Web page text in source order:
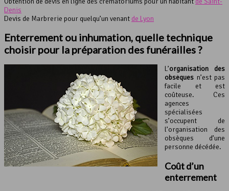
Denis
Devis de Marbrerie pour quelqu’un venant de Lyon
Enterrement ou inhumation, quelle technique
choisir pour la préparation des funérailles ?
L’organisation des
obsèques n’est pas
facile et est
coûteuse. Ces
agences
spécialisées
s’occupent de
l’organisation des
obsèques d’une
personne décédée.
Coût d’un
enterrement